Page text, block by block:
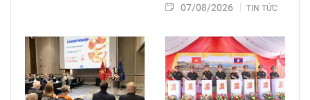
07/08/2026 TIN TỨC